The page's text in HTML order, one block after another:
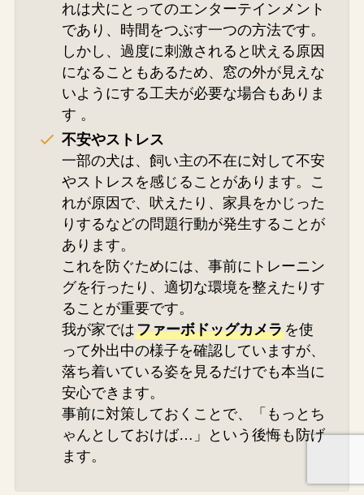
れは犬にとってのエンターテインメント
であり、時間をつぶす一つの方法です。
しかし、過度に刺激されると吠える原因
になることもあるため、窓の外が見えな
いようにする工夫が必要な場合もありま
す​ 。
不安やストレス
一部の犬は、飼い主の不在に対して不安
やストレスを感じることがあります。こ
れが原因で、吠えたり、家具をかじった
りするなどの問題行動が発生することが
あります。
これを防ぐためには、事前にトレーニン
グを行ったり、適切な環境を整えたりす
ることが重要です。
我が家ではファーボドッグカメラを使
って外出中の様子を確認していますが、
落ち着いている姿を見るだけでも本当に
安心できます。
事前に対策しておくことで、「もっとち
ゃんとしておけば…」という後悔も防げ
ます。